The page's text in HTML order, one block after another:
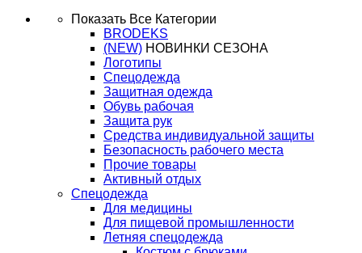
Показать Все Категории
BRODEKS
(NEW) НОВИНКИ СЕЗОНА
Логотипы
Спецодежда
Защитная одежда
Обувь рабочая
Защита рук
Средства индивидуальной защиты
Безопасность рабочего места
Прочие товары
Активный отдых
Спецодежда
Для медицины
Для пищевой промышленности
Летняя спецодежда